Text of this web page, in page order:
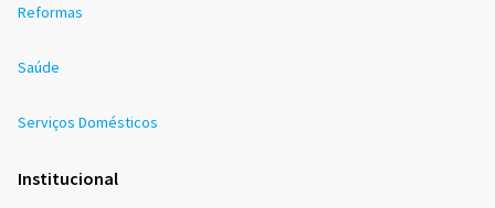
Reformas
Saúde
Serviços Domésticos
Institucional